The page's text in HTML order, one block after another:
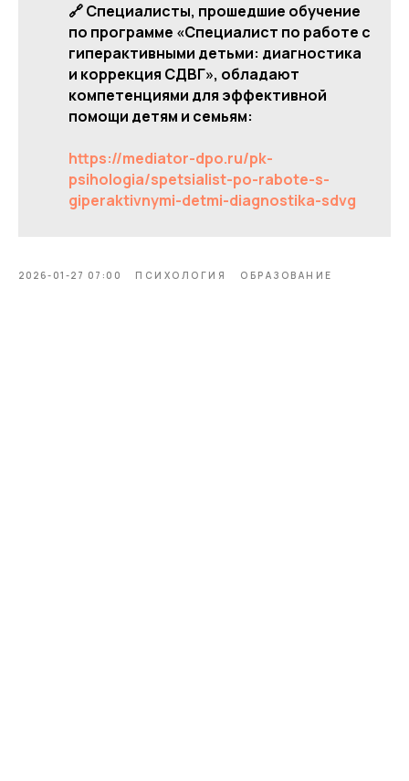
🔗 Специалисты, прошедшие обучение
по программе «Специалист по работе с
гиперактивными детьми: диагностика
и коррекция СДВГ», обладают
компетенциями для эффективной
помощи детям и семьям:
https://mediator-dpo.ru/pk-
psihologia/spetsialist-po-rabote-s-
giperaktivnymi-detmi-diagnostika-sdvg
2026-01-27 07:00 ПСИХОЛОГИЯ ОБРАЗОВАНИЕ